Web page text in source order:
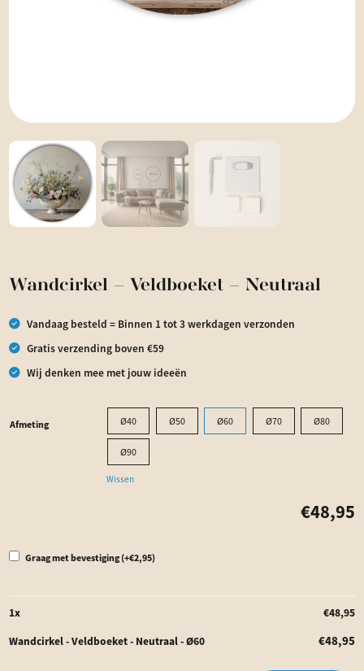
Wandcirkel – Veldboeket – Neutraal
Afmeting Ø40 Ø50 Ø60 Ø70 Ø80
Ø90
Wissen
€48,95
Bevestigingsmateriaal
Graag met bevestiging(+€2,95)
1x €48,95
Wandcirkel - Veldboeket - Neutraal - Ø60
€48,95
Vandaag besteld = Binnen 1 tot 3 werkdagen verzonden
Gratis verzending boven €59
Wij denken mee met jouw ideeën